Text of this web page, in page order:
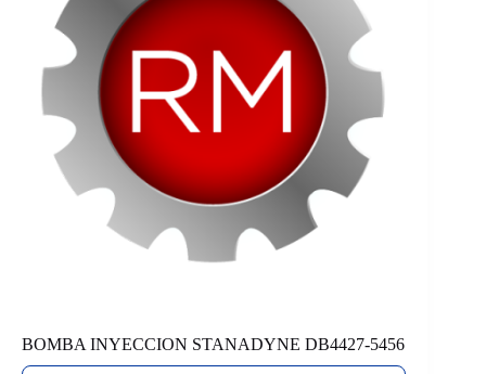
BOMBA INYECCION STANADYNE DB4427-5456